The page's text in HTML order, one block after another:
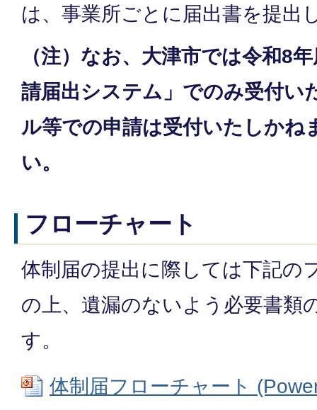
は、事業所ごとに届出書を提出
（注）なお、大津市では令和8
請届出システム」でのみ受付い
ル等での申請は受付いたしかね
い。
フローチャート
体制届の提出に際しては下記の
の上、遺漏のないよう必要書類
す。
体制届フローチャート